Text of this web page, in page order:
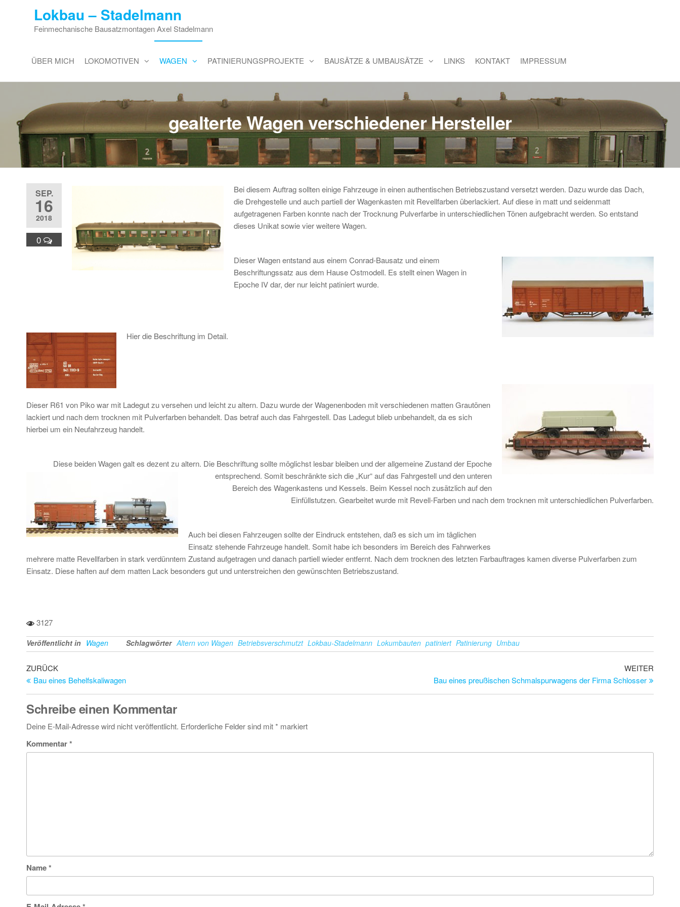
Lokbau – Stadelmann
Feinmechanische Bausatzmontagen Axel Stadelmann
ÜBER MICH LOKOMOTIVEN WAGEN PATINIERUNGSPROJEKTE BAUSÄTZE & UMBAUSÄTZE LINKS KONTAKT IMPRESSUM
gealterte Wagen verschiedener Hersteller
SEP.
16
2018
0
Bei diesem Auftrag sollten einige Fahrzeuge in einen authentischen Betriebszustand versetzt werden. Dazu wurde das Dach,
die Drehgestelle und auch partiell der Wagenkasten mit Revellfarben überlackiert. Auf diese in matt und seidenmatt
aufgetragenen Farben konnte nach der Trocknung Pulverfarbe in unterschiedlichen Tönen aufgebracht werden. So entstand
dieses Unikat sowie vier weitere Wagen.
Dieser Wagen entstand aus einem Conrad-Bausatz und einem
Beschriftungssatz aus dem Hause Ostmodell. Es stellt einen Wagen in
Epoche IV dar, der nur leicht patiniert wurde.
Hier die Beschriftung im Detail.
Dieser R61 von Piko war mit Ladegut zu versehen und leicht zu altern. Dazu wurde der Wagenenboden mit verschiedenen matten Grautönen
lackiert und nach dem trocknen mit Pulverfarben behandelt. Das betraf auch das Fahrgestell. Das Ladegut blieb unbehandelt, da es sich
hierbei um ein Neufahrzeug handelt.
Diese beiden Wagen galt es dezent zu altern. Die Beschriftung sollte möglichst lesbar bleiben und der allgemeine Zustandder Epoche
entsprechend. Somit beschränkte sich die „Kur“ auf das Fahrgestell und den unteren
Bereich des Wagenkastens und Kessels. Beim Kessel noch zusätzlich auf den
Einfüllstutzen. Gearbeitet wurde mit Revell-Farben und nach dem trocknen mit unterschiedlichen Pulverfarben.
Auch bei diesen Fahrzeugen sollte der Eindruck entstehen, daß es sich um im täglichen
Einsatz stehende Fahrzeuge handelt. Somit habe ich besonders im Bereich des Fahrwerkes
mehrere matte Revellfarben in stark verdünntem Zustand aufgetragen und danach partiell wieder entfernt. Nach dem trocknen des letzten Farbauftrages kamen diverse Pulverfarben zum
Einsatz. Diese haften auf dem matten Lack besonders gut und unterstreichen den gewünschten Betriebszustand.
3127
Veröffentlicht in Wagen Schlagwörter Altern von Wagen Betriebsverschmutzt Lokbau-Stadelmann Lokumbauten patiniert Patinierung Umbau
Beitragsnavigation
Vorheriger
Beitrag
ZURÜCK
Bau eines Behelfskaliwagen
WEITER
Bau eines preußischen Schmalspurwagens der Firma Schlosser
Schreibe einen Kommentar
Deine E-Mail-Adresse wird nicht veröffentlicht. Erforderliche Felder sind mit* markiert
Kommentar*
Name*